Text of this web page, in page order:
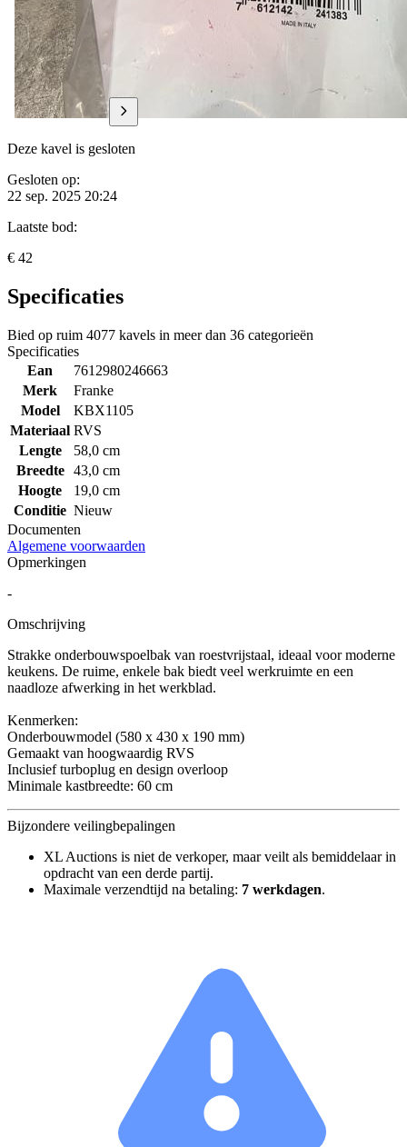
Deze kavel is gesloten
Gesloten op:
22 sep. 2025 20:24
Laatste bod:
€ 42
Specificaties
Bied op ruim 4077 kavels in meer dan 36 categorieën
Specificaties
Ean
7612980246663
Merk
Franke
Model
KBX1105
Materiaal RVS
Lengte
58,0 cm
Breedte
43,0 cm
Hoogte
19,0 cm
Conditie Nieuw
Documenten
Algemene voorwaarden
Opmerkingen
-
Omschrijving
Strakke onderbouwspoelbak van roestvrijstaal, ideaal voor moderne
keukens. De ruime, enkele bak biedt veel werkruimte en een
naadloze afwerking in het werkblad.
Kenmerken:
Onderbouwmodel (580 x 430 x 190 mm)
Gemaakt van hoogwaardig RVS
Inclusief turboplug en design overloop
Minimale kastbreedte: 60 cm
Bijzondere veilingbepalingen
XL Auctions is niet de verkoper, maar veilt als bemiddelaar in
opdracht van een derde partij.
Maximale verzendtijd na betaling: 7 werkdagen.